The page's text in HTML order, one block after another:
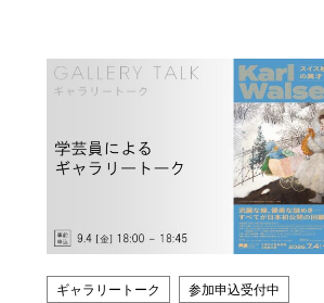
ギャラリートーク 参加申込受付中